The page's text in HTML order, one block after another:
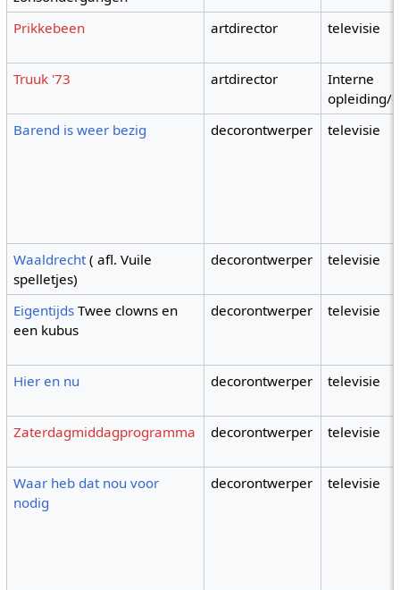
Prikkebeen artdirector televisie
Truuk '73 artdirector
Interne
opleiding/
Barend is weer bezig
decorontwerper televisie
Waaldrecht( afl. Vuile
spelletjes)
decorontwerper televisie
Eigentijds Twee clowns en
een kubus
decorontwerper televisie
Hier en nu decorontwerper televisie
Zaterdagmiddagprogramma decorontwerper televisie
Waar heb dat nou voor
nodig
decorontwerper televisie